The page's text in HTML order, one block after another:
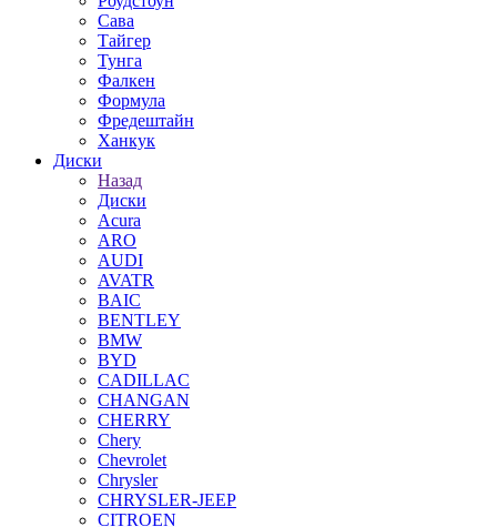
Сава
Тайгер
Тунга
Фалкен
Формула
Фредештайн
Ханкук
Диски
Назад
Диски
Acura
ARO
AUDI
AVATR
BAIC
BENTLEY
BMW
BYD
CADILLAC
CHANGAN
CHERRY
Chery
Chevrolet
Chrysler
CHRYSLER-JEEP
CITROEN